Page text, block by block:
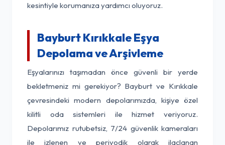
kesintiyle korumanıza yardımcı oluyoruz.
Bayburt Kırıkkale Eşya
Depolama ve Arşivleme
Eşyalarınızı taşımadan önce güvenli bir yerde
bekletmeniz mi gerekiyor? Bayburt ve Kırıkkale
çevresindeki modern depolarımızda, kişiye özel
kilitli oda sistemleri ile hizmet veriyoruz.
Depolarımız rutubetsiz, 7/24 güvenlik kameraları
ile izlenen ve periyodik olarak ilaçlanan